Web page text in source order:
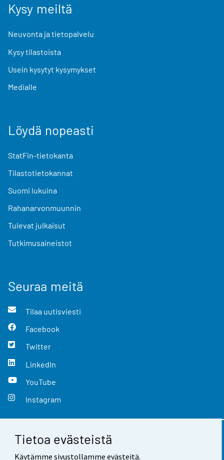
Tietoa evästeistä
Käytämme sivustollamme evästeitä.
Kysy meiltä
Neuvonta ja tietopalvelu
Kysy tilastoista
Usein kysytyt kysymykset
Medialle
Löydä nopeasti
StatFin-tietokanta
Tilastotietokannat
Suomi lukuina
Rahanarvonmuunnin
Tulevat julkaisut
Tutkimusaineistot
Seuraa meitä
Tilaa uutisviesti
Facebook
Twitter
LinkedIn
YouTube
Instagram
Yhteystiedot